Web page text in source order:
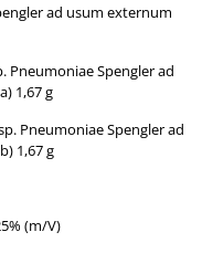
ad usum externum
Pneumoniae Spengler ad
1,67 g
Pneumoniae Spengler ad
1,67 g
(m/V)